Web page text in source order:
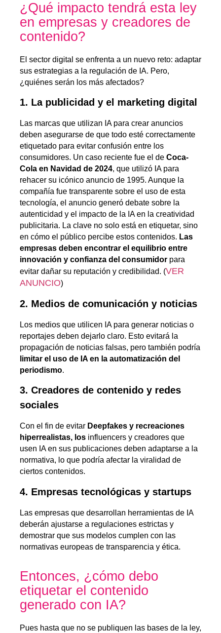
¿Qué impacto tendrá esta ley
en empresas y creadores de
contenido?
El sector digital se enfrenta a un nuevo reto: adaptar
sus estrategias a la regulación de IA. Pero,
¿quiénes serán los más afectados?
1. La publicidad y el marketing digital
Las marcas que utilizan IA para crear anuncios
deben asegurarse de que todo esté correctamente
etiquetado para evitar confusión entre los
consumidores. Un caso reciente fue el de Coca-
Cola en Navidad de 2024, que utilizó IA para
rehacer su icónico anuncio de 1995. Aunque la
compañía fue transparente sobre el uso de esta
tecnología, el anuncio generó debate sobre la
autenticidad y el impacto de la IA en la creatividad
publicitaria. La clave no solo está en etiquetar, sino
en cómo el público percibe estos contenidos. Las
empresas deben encontrar el equilibrio entre
innovación y confianza del consumidor para
evitar dañar su reputación y credibilidad. (VER
ANUNCIO)
2. Medios de comunicación y noticias
Los medios que utilicen IA para generar noticias o
reportajes deben dejarlo claro. Esto evitará la
propagación de noticias falsas, pero también podría
limitar el uso de IA en la automatización del
periodismo.
3. Creadores de contenido y redes
sociales
Con el fin de evitar Deepfakes y recreaciones
hiperrealistas, los influencers y creadores que
usen IA en sus publicaciones deben adaptarse a la
normativa, lo que podría afectar la viralidad de
ciertos contenidos.
4. Empresas tecnológicas y startups
Las empresas que desarrollan herramientas de IA
deberán ajustarse a regulaciones estrictas y
demostrar que sus modelos cumplen con las
normativas europeas de transparencia y ética.
Entonces, ¿cómo debo
etiquetar el contenido
generado con IA?
Pues hasta que no se publiquen las bases de la ley,